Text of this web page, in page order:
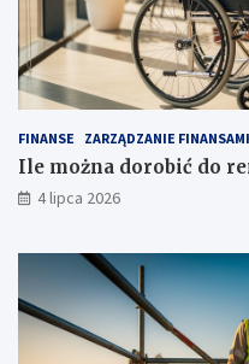
FINANSE ZARZĄDZANIE FINANSAMI
Ile można dorobić do
4 lipca 2026